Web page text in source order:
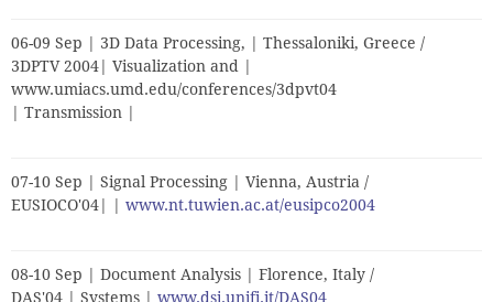
06-09 Sep | 3D Data Processing, | Thessaloniki, Greece /
3DPTV 2004| Visualization and |
www.umiacs.umd.edu/conferences/3dpvt04
| Transmission |
07-10 Sep | Signal Processing | Vienna, Austria /
EUSIOCO'04| | www.nt.tuwien.ac.at/eusipco2004
08-10 Sep | Document Analysis | Florence, Italy /
DAS'04 | Systems | www.dsi.unifi.it/DAS04